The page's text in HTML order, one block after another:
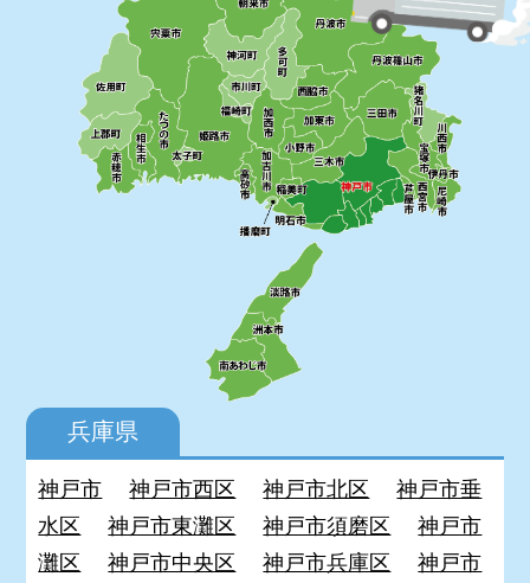
兵庫県
神戸市 神戸市西区 神戸市北区
神戸市垂
水区
神戸市東灘区 神戸市須磨区
神戸市
灘区
神戸市中央区 神戸市兵庫区
神戸市